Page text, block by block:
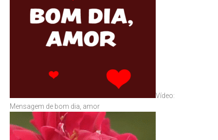
Vídeo:
Mensagem de bom dia, amor